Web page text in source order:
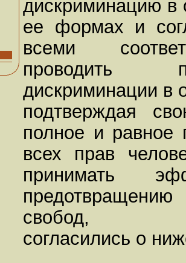
дискриминацию
ее формах и
всеми
проводить
дискриминации в
подтверждая
полное и равное
всех прав
принимать
свобод,
согласились о